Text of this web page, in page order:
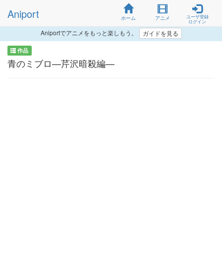
Aniport ホーム アニメ
ユーザ登録
ログイン
Aniportでアニメをもっと楽しもう。 ガイドを見る
作品
青のミブロ—芹沢暗殺編—